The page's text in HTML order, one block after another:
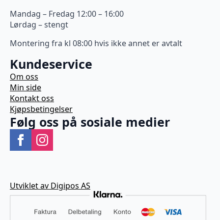
Mandag – Fredag 12:00 – 16:00
Lørdag – stengt
Montering fra kl 08:00 hvis ikke annet er avtalt
Kundeservice
Om oss
Min side
Kontakt oss
Kjøpsbetingelser
Følg oss på sosiale medier
Utviklet av Digipos AS